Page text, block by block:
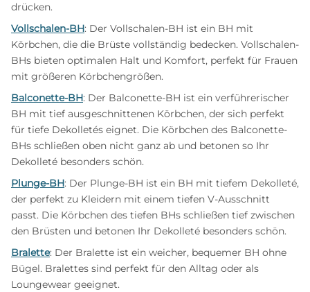
drücken.
Vollschalen-BH: Der Vollschalen-BH ist ein BH mit
Körbchen, die die Brüste vollständig bedecken. Vollschalen-
BHs bieten optimalen Halt und Komfort, perfekt für Frauen
mit größeren Körbchengrößen.
Balconette-BH: Der Balconette-BH ist ein verführerischer
BH mit tief ausgeschnittenen Körbchen, der sich perfekt
für tiefe Dekolletés eignet. Die Körbchen des Balconette-
BHs schließen oben nicht ganz ab und betonen so Ihr
Dekolleté besonders schön.
Plunge-BH: Der Plunge-BH ist ein BH mit tiefem Dekolleté,
der perfekt zu Kleidern mit einem tiefen V-Ausschnitt
passt. Die Körbchen des tiefen BHs schließen tief zwischen
den Brüsten und betonen Ihr Dekolleté besonders schön.
Bralette: Der Bralette ist ein weicher, bequemer BH ohne
Bügel. Bralettes sind perfekt für den Alltag oder als
Loungewear geeignet.